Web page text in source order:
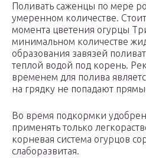
Поливать саженцы по мере
умеренном количестве.
момента цветения огурцы
минимальном количестве
образования завязей
теплой водой под корень.
временем для полива
на грядку не попадают
Во время подкормки
применять только
корневая система огурцов
слаборазвитая.